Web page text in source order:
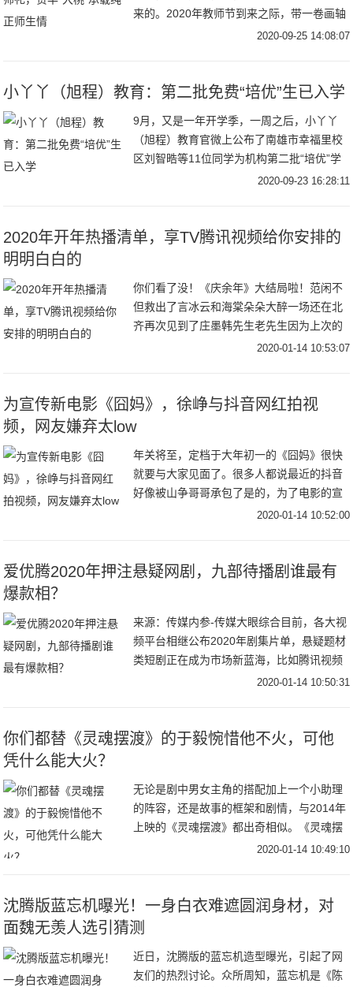
来的。2020年教师节到来之际，带一卷画轴
拜访恩师，将典雅脱俗、寓意纯正的传统国
2020-09-25 14:08:07
小丫丫（旭程）教育：第二批免费“培优”生已入学
9月，又是一年开学季，一周之后，小丫丫
（旭程）教育官微上公布了南雄市幸福里校
区刘智晧等11位同学为机构第二批“培优”学
生，将免费享受一年的课程全面提升以及对
2020-09-23 16:28:11
2020年开年热播清单，享TV腾讯视频给你安排的
明明白白的
你们看了没！《庆余年》大结局啦！范闲不
但救出了言冰云和海棠朵朵大醉一场还在北
齐再次见到了庄墨韩先生老先生因为上次的
陷害耿耿于怀正在为范闲的诗集作释而上杉
2020-01-14 10:53:07
为宣传新电影《囧妈》，徐峥与抖音网红拍视
频，网友嫌弃太low
年关将至，定档于大年初一的《囧妈》很快
就要与大家见面了。很多人都说最近的抖音
好像被山争哥哥承包了是的，为了电影的宣
传，徐峥都到抖音营业了，和很多抖音头部
2020-01-14 10:52:00
爱优腾2020年押注悬疑网剧，九部待播剧谁最有
爆款相？
来源：传媒内参-传媒大眼综合目前，各大视
频平台相继公布2020年剧集片单，悬疑题材
类短剧正在成为市场新蓝海，比如腾讯视频
V视界大会公布了一部体量较小、仅16集的
2020-01-14 10:50:31
你们都替《灵魂摆渡》的于毅惋惜他不火，可他
凭什么能大火？
无论是剧中男女主角的搭配加上一个小助理
的阵容，还是故事的框架和剧情，与2014年
上映的《灵魂摆渡》都出奇相似。《灵魂摆
渡》中的九天玄女“王小娅”和作为“容器”的存
2020-01-14 10:49:10
沈腾版蓝忘机曝光！一身白衣难遮圆润身材，对
面魏无羡人选引猜测
近日，沈腾版的蓝忘机造型曝光，引起了网
友们的热烈讨论。众所周知，蓝忘机是《陈